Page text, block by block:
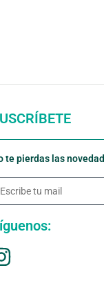
te pierdas las